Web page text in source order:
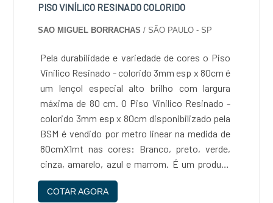
PISO VINÍLICO RESINADO COLORIDO
SAO MIGUEL BORRACHAS / SÃO PAULO - SP
Pela durabilidade e variedade de cores o Piso
Vinilico Resinado - colorido 3mm esp x 80cm é
um lençol especial alto brilho com largura
máxima de 80 cm. O Piso Vinilico Resinado -
colorido 3mm esp x 80cm disponibilizado pela
BSM é vendido por metro linear na medida de
80cmX1mt nas cores: Branco, preto, verde,
cinza, amarelo, azul e marrom. É um produto
de fácil instalação, podendo ser aplicado
diretamente sobre o contra piso que deve
COTAR AGORA